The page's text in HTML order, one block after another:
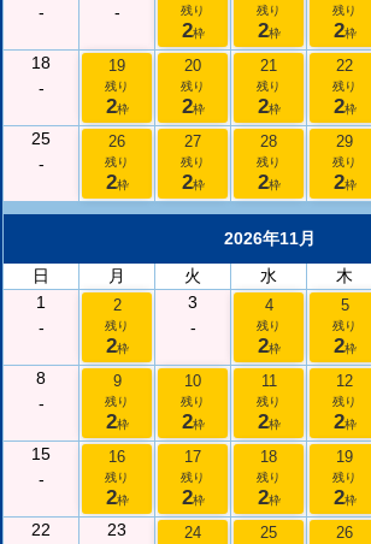
- - 残り
2枠
残り
2枠
残り
2枠
18
-
19
残り
2枠
20
残り
2枠
21
残り
2枠
22
残り
2枠
25
-
26
残り
2枠
27
残り
2枠
28
残り
2枠
29
残り
2枠
2026年11月
日
月 火 水 木
1
-
2
残り
2枠
3
-
4
残り
2枠
5
残り
2枠
8
-
9
残り
2枠
10
残り
2枠
11
残り
2枠
12
残り
2枠
15
-
16
残り
2枠
17
残り
2枠
18
残り
2枠
19
残り
2枠
22
23
24 25 26